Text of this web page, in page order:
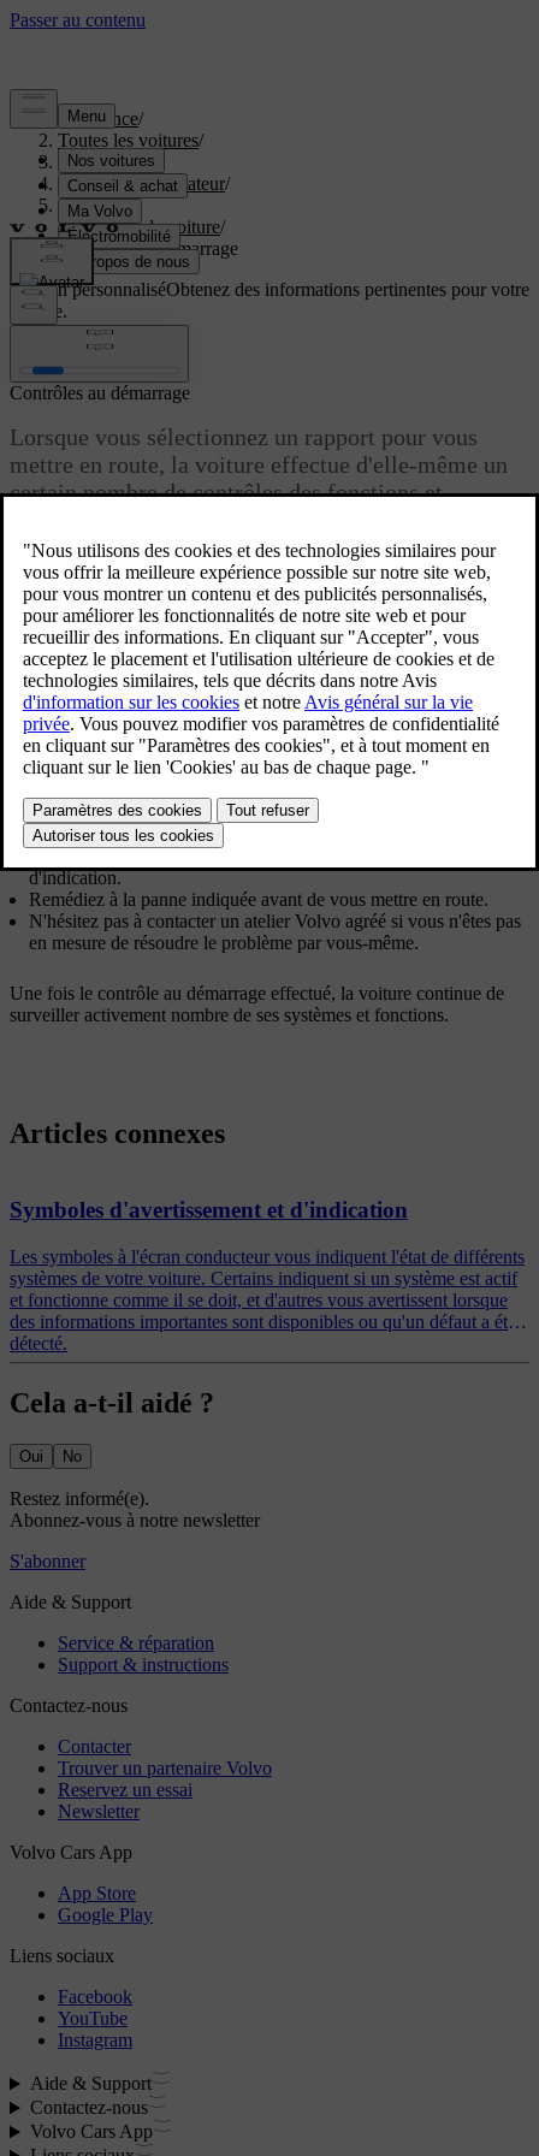
Assistance/
Toutes les voitures/
EX60 2027/
Manuel de l'utilisateur/
Conduite/
Démarrer la voiture/
Contrôles au démarrage
Soutien personnaliséObtenez des informations pertinentes pour votre
voiture.
Connexion
Mise à jour 30.03.2026
Contrôles au démarrage
Lorsque vous sélectionnez un rapport pour vous
mettre en route, la voiture effectue d'elle-même un
certain nombre de contrôles des fonctions et
l'écran conducteur.
Le contrôle au démarrage est indiqué par plusieurs symboles
d'avertissement et d'indication à l'écran conducteur. Si l'un de ces
symboles d'avertissement ou d'indication reste visible après un délai
de quelques secondes, cela vous indique qu'un problème doit être
résolu avant de vous mettre en route.
En cas d'indication d'un dysfonctionnement :
conducteur.
Consultez la section concernée du manuel pour plus
d'indication.
Remédiez à la panne indiquée avant de vous mettre en route.
N'hésitez pas à contacter un atelier Volvo agréé si vous n'êtes pas
en mesure de résoudre le problème par vous-même.
Une fois le contrôle au démarrage effectué, la voiture continue de
surveiller activement nombre de ses systèmes et fonctions.
Articles connexes
Symboles d'avertissement et d'indication
Les symboles à l'écran conducteur vous indiquent l'état de différents
systèmes de votre voiture. Certains indiquent si un système est actif
et fonctionne comme il se doit, et d'autres vous avertissent lorsque
des informations importantes sont disponibles ou qu'un défaut a été
détecté.
Cela a-t-il aidé ?
Oui No